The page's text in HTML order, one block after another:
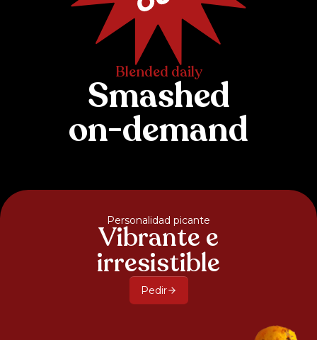
Blended daily
Smashed
on-demand
Personalidad picante
Vibrante e
irresistible
Pedir